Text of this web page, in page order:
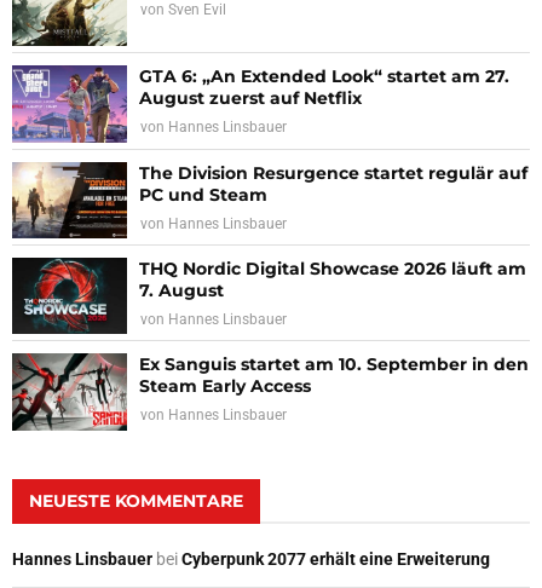
von Sven Evil
GTA 6: „An Extended Look“ startet am 27.
August zuerst auf Netflix
von Hannes Linsbauer
The Division Resurgence startet regulär auf
PC und Steam
von Hannes Linsbauer
THQ Nordic Digital Showcase 2026 läuft am
7. August
von Hannes Linsbauer
Ex Sanguis startet am 10. September in den
Steam Early Access
von Hannes Linsbauer
NEUESTE KOMMENTARE
Hannes Linsbauer beiCyberpunk 2077 erhält eine Erweiterung